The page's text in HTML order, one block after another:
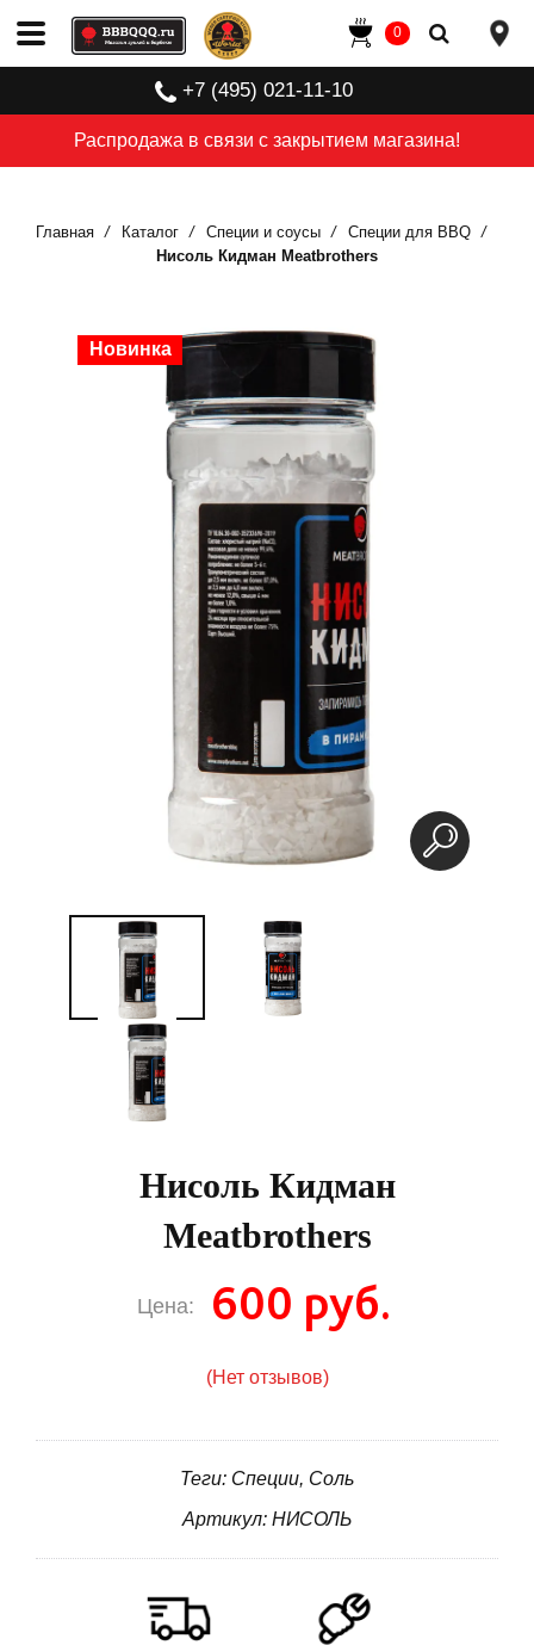
Распродажа в связи с закрытием магазина!
+7 (495) 021-11-10
0
Главная Каталог Специи и соусы
Специи для BBQ
Нисоль Кидман Meatbrothers
Новинка
Новинка
Новинка
Нисоль Кидман
Meatbrothers
Цена: 600 руб.
(Нет отзывов)
Теги: Специи, Соль
Артикул: НИСОЛЬ